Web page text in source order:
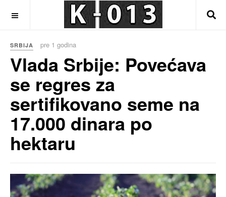
SRBIJA pre 1 godina
Vlada Srbije: Povećava
se regres za
sertifikovano seme na
17.000 dinara po
hektaru